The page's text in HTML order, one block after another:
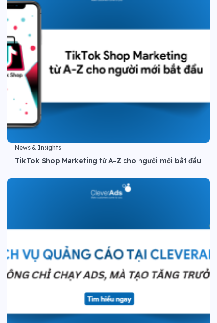
News & Insights
TikTok Shop Marketing từ A-Z cho người mới bắt đầu